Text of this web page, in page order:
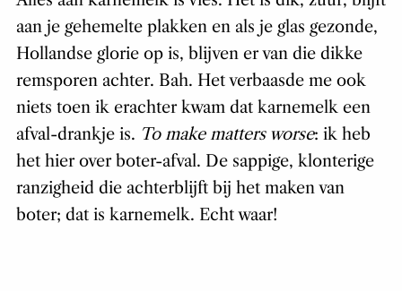
aan je gehemelte plakken en als je glas gezonde,
Hollandse glorie op is, blijven er van die dikke
remsporen achter. Bah. Het verbaasde me ook
niets toen ik erachter kwam dat karnemelk een
afval-drankje is. To make matters worse: ik heb
het hier over boter-afval. De sappige, klonterige
ranzigheid die achterblijft bij het maken van
boter; dat is karnemelk. Echt waar!